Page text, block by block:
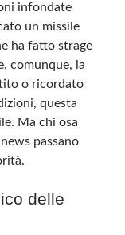
infondate
un missile
ha fatto strage
comunque, la
o ricordato
questa
Ma chi osa
passano
delle